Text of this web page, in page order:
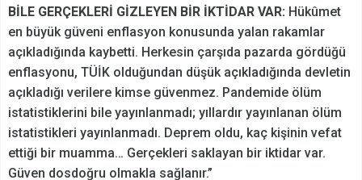
BİLE GERÇEKLERİ GİZLEYEN BİR İKTİDAR VAR: Hükûmet
en büyük güveni enflasyon konusunda yalan rakamlar
açıkladığında kaybetti. Herkesin çarşıda pazarda gördüğü
enflasyonu, TÜİK olduğundan düşük açıkladığında devletin
açıkladığı verilere kimse güvenmez. Pandemide ölüm
istatistiklerini bile yayınlanmadı; yıllardır yayınlanan ölüm
istatistikleri yayınlanmadı. Deprem oldu, kaç kişinin vefat
ettiği bir muamma… Gerçekleri saklayan bir iktidar var.
Güven dosdoğru olmakla sağlanır.”